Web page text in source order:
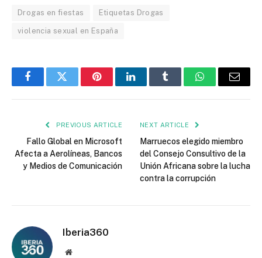
Drogas en fiestas Etiquetas Drogas
violencia sexual en España
FacebookTwitter PinterestLinkedInTumblr WhatsAppEmail
PREVIOUS ARTICLE
Fallo Global en Microsoft
Afecta a Aerolíneas, Bancos
y Medios de Comunicación
NEXT ARTICLE
Marruecos elegido miembro
del Consejo Consultivo de la
Unión Africana sobre la lucha
contra la corrupción
Iberia360
Website